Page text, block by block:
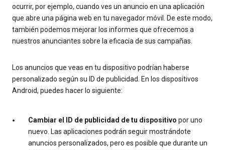
ocurrir, por ejemplo, cuando ves un anuncio en una aplicación
que abre una página web en tu navegador móvil. De este modo,
también podemos mejorar los informes que ofrecemos a
nuestros anunciantes sobre la eficacia de sus campañas.
Los anuncios que veas en tu dispositivo podrían haberse
personalizado según su ID de publicidad. En los dispositivos
Android, puedes hacer lo siguiente:
Cambiar el ID de publicidad de tu dispositivo por uno
nuevo. Las aplicaciones podrán seguir mostrándote
anuncios personalizados, pero es posible que durante un